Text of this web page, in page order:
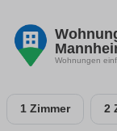
Wohnungen
1 Zimmer 2